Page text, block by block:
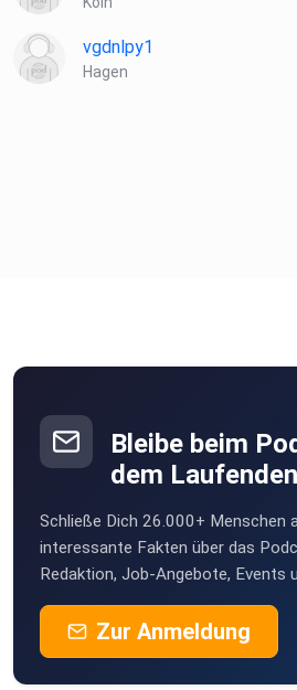
vgdnlpy1
Hagen
Bleibe beim
dem Laufenden
Schließe Dich 26.000+ Menschen
interessante Fakten über das
Redaktion, Job-Angebote, Events
Zur Anmeldung